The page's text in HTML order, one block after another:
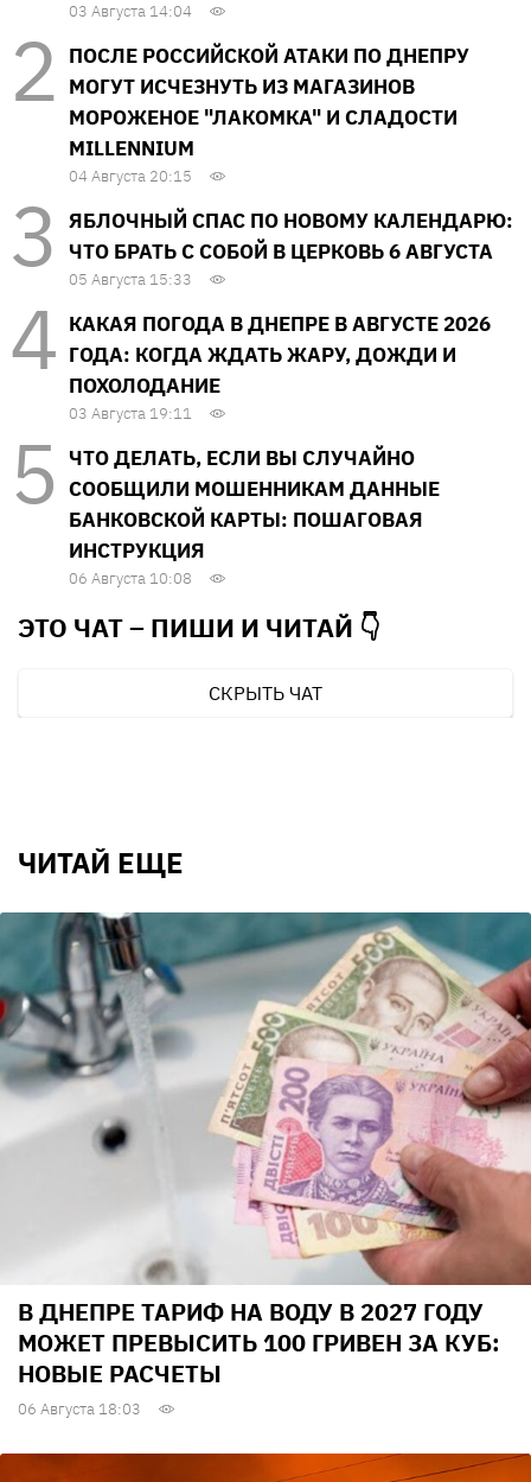
03 Августа 14:04
ПОСЛЕ РОССИЙСКОЙ АТАКИ ПО ДНЕПРУ
МОГУТ ИСЧЕЗНУТЬ ИЗ МАГАЗИНОВ
МОРОЖЕНОЕ "ЛАКОМКА" И СЛАДОСТИ
MILLENNIUM
04 Августа 20:15
ЯБЛОЧНЫЙ СПАС ПО НОВОМУ КАЛЕНДАРЮ:
ЧТО БРАТЬ С СОБОЙ В ЦЕРКОВЬ 6 АВГУСТА
05 Августа 15:33
КАКАЯ ПОГОДА В ДНЕПРЕ В АВГУСТЕ 2026
ГОДА: КОГДА ЖДАТЬ ЖАРУ, ДОЖДИ И
ПОХОЛОДАНИЕ
03 Августа 19:11
ЧТО ДЕЛАТЬ, ЕСЛИ ВЫ СЛУЧАЙНО
СООБЩИЛИ МОШЕННИКАМ ДАННЫЕ
БАНКОВСКОЙ КАРТЫ: ПОШАГОВАЯ
ИНСТРУКЦИЯ
06 Августа 10:08
ЭТО ЧАТ – ПИШИ И ЧИТАЙ 👇
СКРЫТЬ ЧАТ
ЧИТАЙ ЕЩЕ
В ДНЕПРЕ ТАРИФ НА ВОДУ В 2027 ГОДУ
МОЖЕТ ПРЕВЫСИТЬ 100 ГРИВЕН ЗА КУБ:
НОВЫЕ РАСЧЕТЫ
06 Августа 18:03